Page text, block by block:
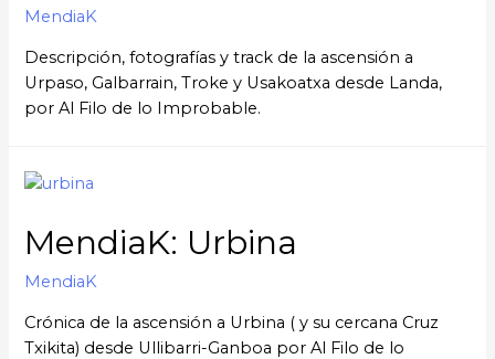
MendiaK
Descripción, fotografías y track de la ascensión a
Urpaso, Galbarrain, Troke y Usakoatxa desde Landa,
por Al Filo de lo Improbable.
MendiaK: Urbina
MendiaK
Crónica de la ascensión a Urbina ( y su cercana Cruz
Txikita) desde Ullibarri-Ganboa por Al Filo de lo